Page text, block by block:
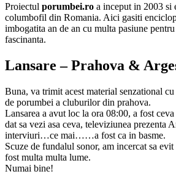
Proiectul porumbei.ro a inceput in 2003 si
columbofil din Romania. Aici gasiti
imbogatita an de an cu multa pasiune pentru
fascinanta.
Lansare – Prahova &
Buna, va trimit acest material senzational cu
de porumbei a cluburilor din prahova.
Lansarea a avut loc la ora 08:00, a fost
dat sa vezi asa ceva, televiziunea prezenta
interviuri…ce mai……a fost ca in basme.
Scuze de fundalul sonor, am incercat sa
fost multa multa lume.
Numai bine!